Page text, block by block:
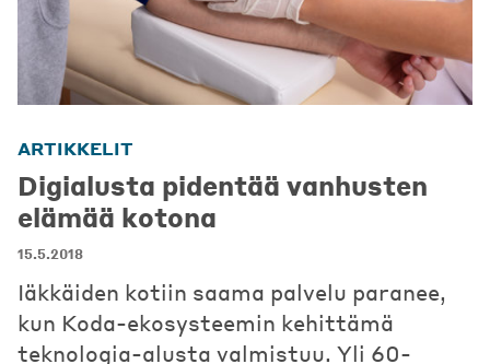
ARTIKKELIT
Digialusta pidentää vanhusten
elämää kotona
15.5.2018
Iäkkäiden kotiin saama palvelu paranee,
kun Koda-ekosysteemin kehittämä
teknologia-alusta valmistuu. Yli 60-